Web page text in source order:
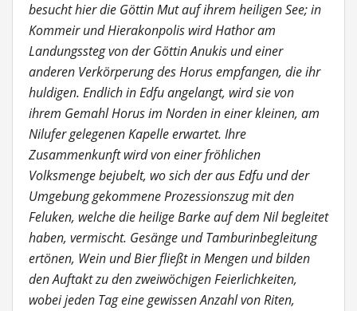
besucht hier die Göttin Mut auf ihrem heiligen See; in
Kommeir und Hierakonpolis wird Hathor am
Landungssteg von der Göttin Anukis und einer
anderen Verkörperung des Horus empfangen, die ihr
huldigen. Endlich in Edfu angelangt, wird sie von
ihrem Gemahl Horus im Norden in einer kleinen, am
Nilufer gelegenen Kapelle erwartet. Ihre
Zusammenkunft wird von einer fröhlichen
Volksmenge bejubelt, wo sich der aus Edfu und der
Umgebung gekommene Prozessionszug mit den
Feluken, welche die heilige Barke auf dem Nil begleitet
haben, vermischt. Gesänge und Tamburinbegleitung
ertönen, Wein und Bier fließt in Mengen und bilden
den Auftakt zu den zweiwöchigen Feierlichkeiten,
wobei jeden Tag eine gewissen Anzahl von Riten,